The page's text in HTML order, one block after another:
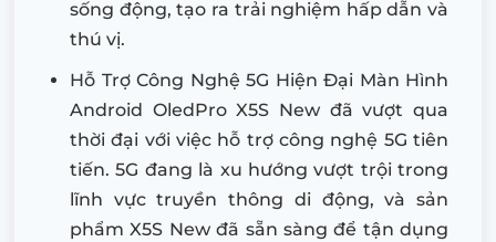
sống động, tạo ra trải nghiệm hấp dẫn và
thú vị.
Hỗ Trợ Công Nghệ 5G Hiện Đại Màn Hình
Android OledPro X5S New đã vượt qua
thời đại với việc hỗ trợ công nghệ 5G tiên
tiến. 5G đang là xu hướng vượt trội trong
lĩnh vực truyền thông di động, và sản
phẩm X5S New đã sẵn sàng để tận dụng